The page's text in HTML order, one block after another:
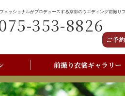
ェッショナルがプロデュースする京都のウエディング前撮り
353-8826
ご予
前撮り衣裳ギャラリー
京都美翔苑店舗情報